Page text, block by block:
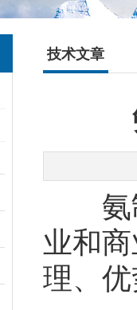
技术文章
氨制
业和
理、